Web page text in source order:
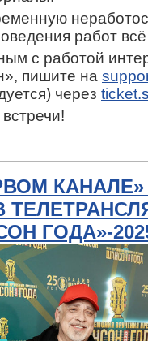
работ
с работой
пишите на
через
КАНАЛЕ»
ГОДА»-